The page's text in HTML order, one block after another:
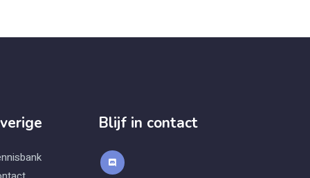
Blijf in contact